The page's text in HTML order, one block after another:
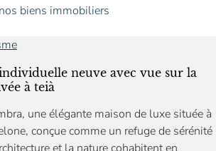
biens immobiliers
neuve avec vue sur la
à teià
une élégante maison de luxe située à
conçue comme un refuge de sérénité